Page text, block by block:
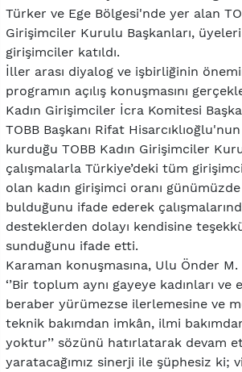
Türker ve Ege Bölgesi'nde yer alan
Girişimciler Kurulu Başkanları, üyeleri
girişimciler katıldı.
İller arası diyalog ve işbirliğinin
programın açılış konuşmasını
Kadın Girişimciler İcra Komitesi
TOBB Başkanı Rifat
kurduğu TOBB Kadın Girişimciler
çalışmalarla Türkiye’deki tüm
olan kadın girişimci oranı günümüzde
bulduğunu ifade ederek
desteklerden dolayı kendisine
sunduğunu ifade etti.
Karaman konuşmasına, Ulu Önder
‘’Bir toplum aynı gayeye kadınları
beraber yürümezse ilerlemesine ve
teknik bakımdan imkân, ilmi
yoktur’’ sözünü hatırlatarak devam
yaratacağımız sinerji ile şüphesiz ki;